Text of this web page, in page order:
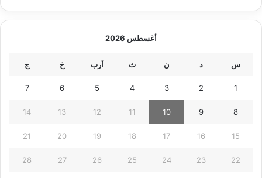
أغسطس 2026
س د ن ث أرب خ ج
1
2
3
4
5
6
7
8
9
10
11
12
13
14
15
16
17
18
19
20
21
22
23
24
25
26
27
28